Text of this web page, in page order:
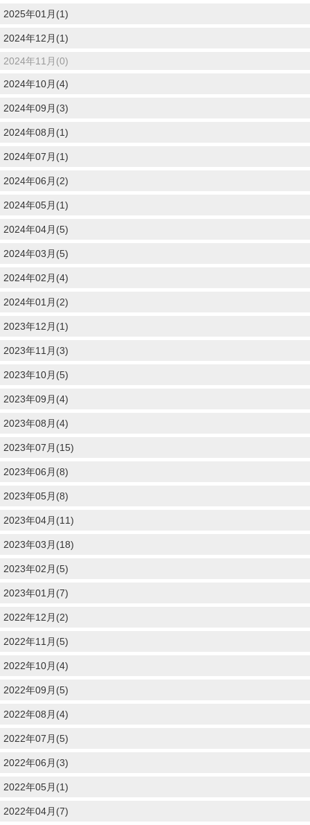
2025年01月(1)
2024年12月(1)
2024年11月(0)
2024年10月(4)
2024年09月(3)
2024年08月(1)
2024年07月(1)
2024年06月(2)
2024年05月(1)
2024年04月(5)
2024年03月(5)
2024年02月(4)
2024年01月(2)
2023年12月(1)
2023年11月(3)
2023年10月(5)
2023年09月(4)
2023年08月(4)
2023年07月(15)
2023年06月(8)
2023年05月(8)
2023年04月(11)
2023年03月(18)
2023年02月(5)
2023年01月(7)
2022年12月(2)
2022年11月(5)
2022年10月(4)
2022年09月(5)
2022年08月(4)
2022年07月(5)
2022年06月(3)
2022年05月(1)
2022年04月(7)